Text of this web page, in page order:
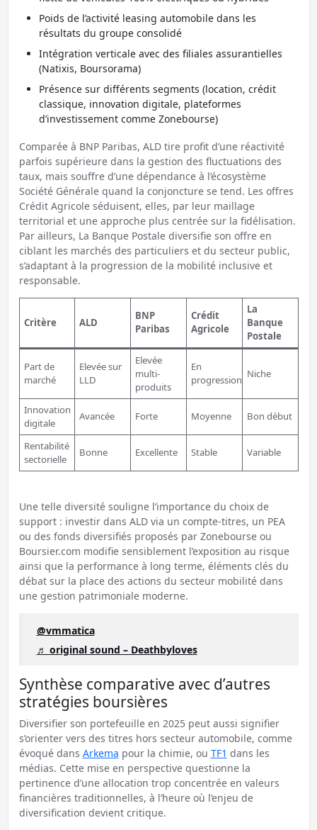
Poids de l’activité leasing automobile dans les
résultats du groupe consolidé
Intégration verticale avec des filiales assurantielles
(Natixis, Boursorama)
Présence sur différents segments (location, crédit
classique, innovation digitale, plateformes
d’investissement comme Zonebourse)
Comparée à BNP Paribas, ALD tire profit d’une réactivité
parfois supérieure dans la gestion des fluctuations des
taux, mais souffre d’une dépendance à l’écosystème
Société Générale quand la conjoncture se tend. Les offres
Crédit Agricole séduisent, elles, par leur maillage
territorial et une approche plus centrée sur la fidélisation.
Par ailleurs, La Banque Postale diversifie son offre en
ciblant les marchés des particuliers et du secteur public,
s’adaptant à la progression de la mobilité inclusive et
responsable.
Critère ALD
BNP
Paribas
Crédit
Agricole
La
Banque
Postale
Part de
marché
Elevée sur
LLD
Elevée
multi-
produits
En
progression Niche
Innovation
digitale
Avancée Forte Moyenne Bon début
Rentabilité
sectorielle
Bonne Excellente Stable Variable
Une telle diversité souligne l’importance du choix de
support : investir dans ALD via un compte-titres, un PEA
ou des fonds diversifiés proposés par Zonebourse ou
Boursier.com modifie sensiblement l’exposition au risque
ainsi que la performance à long terme, éléments clés du
débat sur la place des actions du secteur mobilité dans
une gestion patrimoniale moderne.
@vmmatica
♬ original sound – Deathbyloves
Synthèse comparative avec d’autres
stratégies boursières
Diversifier son portefeuille en 2025 peut aussi signifier
s’orienter vers des titres hors secteur automobile, comme
évoqué dans Arkema pour la chimie, ou TF1 dans les
médias. Cette mise en perspective questionne la
pertinence d’une allocation trop concentrée en valeurs
financières traditionnelles, à l’heure où l’enjeu de
diversification devient critique.